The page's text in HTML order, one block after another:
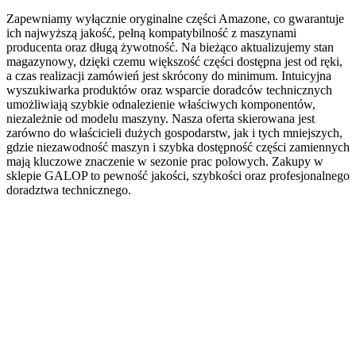
Zapewniamy wyłącznie oryginalne części Amazone, co gwarantuje
ich najwyższą jakość, pełną kompatybilność z maszynami
producenta oraz długą żywotność. Na bieżąco aktualizujemy stan
magazynowy, dzięki czemu większość części dostępna jest od ręki,
a czas realizacji zamówień jest skrócony do minimum. Intuicyjna
wyszukiwarka produktów oraz wsparcie doradców technicznych
umożliwiają szybkie odnalezienie właściwych komponentów,
niezależnie od modelu maszyny. Nasza oferta skierowana jest
zarówno do właścicieli dużych gospodarstw, jak i tych mniejszych,
gdzie niezawodność maszyn i szybka dostępność części zamiennych
mają kluczowe znaczenie w sezonie prac polowych. Zakupy w
sklepie GALOP to pewność jakości, szybkości oraz profesjonalnego
doradztwa technicznego.